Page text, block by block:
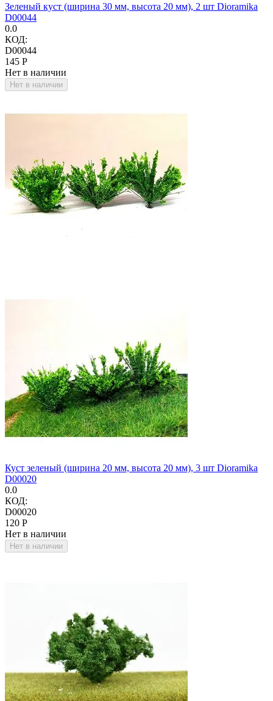
Зеленый куст (ширина 30 мм, высота 20 мм), 2 шт Dioramika
D00044
0.0
КОД:
D00044
‍145‍ Р
Нет в наличии
Нет в наличии
Куст зеленый (ширина 20 мм, высота 20 мм), 3 шт Dioramika
D00020
0.0
КОД:
D00020
‍120‍ Р
Нет в наличии
Нет в наличии